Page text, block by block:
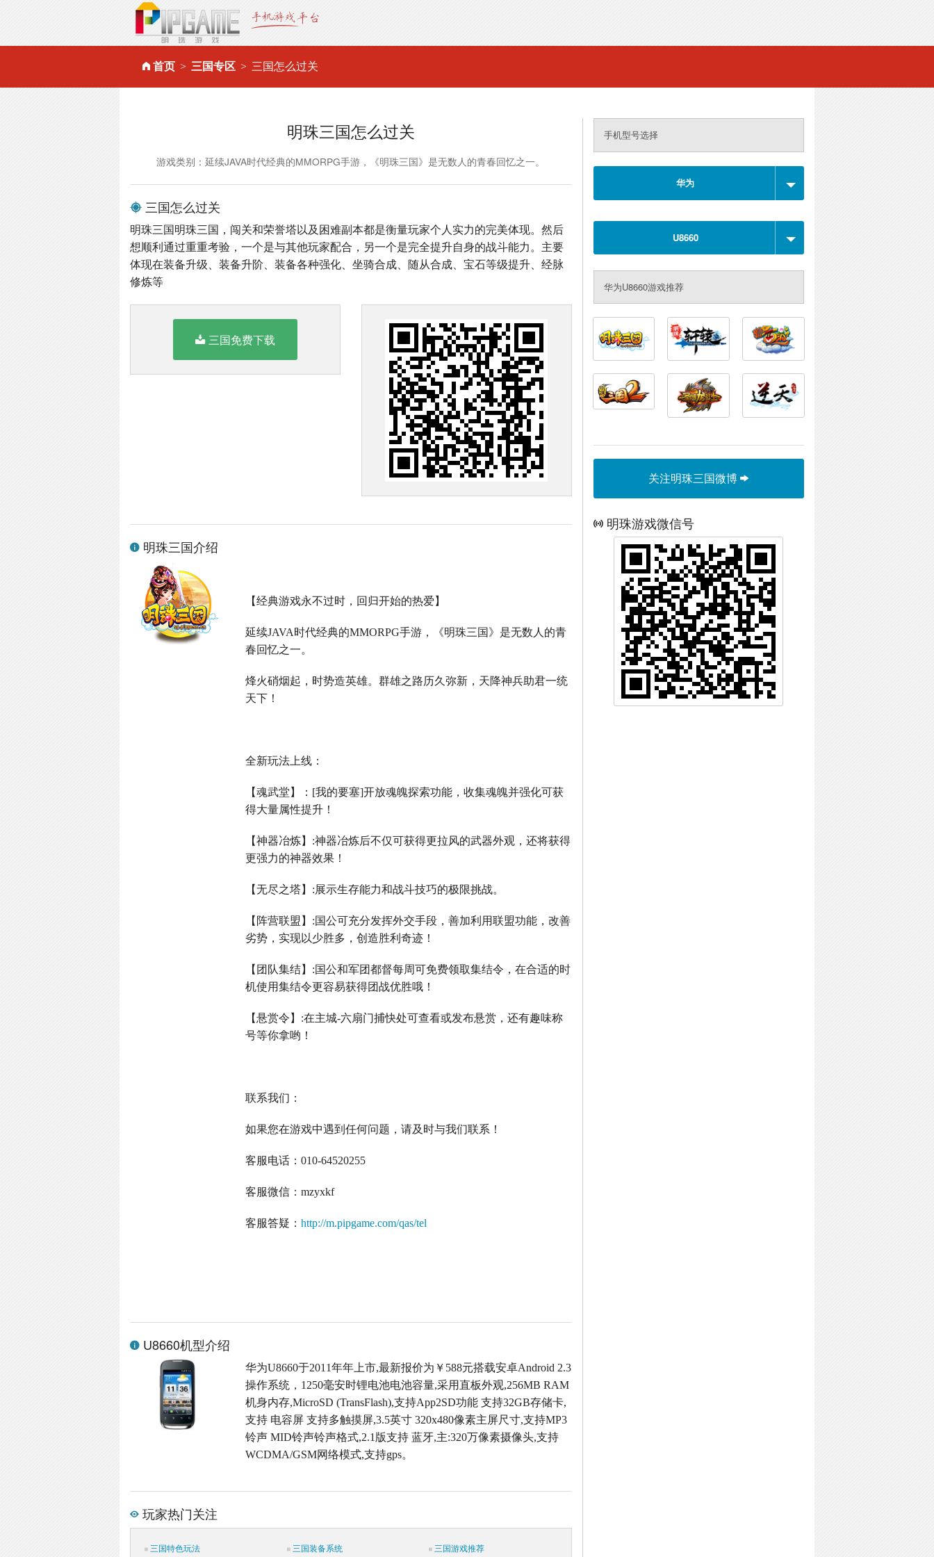
首页 三国专区 三国怎么过关
明珠三国怎么过关
游戏类别：延续JAVA时代经典的MMORPG手游，《明珠三国》是无数人的青春回忆之一。
三国怎么过关
明珠三国明珠三国，闯关和荣誉塔以及困难副本都是衡量玩家个人实力的完美体现。然后
想顺利通过重重考验，一个是与其他玩家配合，另一个是完全提升自身的战斗能力。主要
体现在装备升级、装备升阶、装备各种强化、坐骑合成、随从合成、宝石等级提升、经脉
修炼等
三国免费下载
明珠三国介绍
【经典游戏永不过时，回归开始的热爱】
延续JAVA时代经典的MMORPG手游，《明珠三国》是无数人的青
春回忆之一。
烽火硝烟起，时势造英雄。群雄之路历久弥新，天降神兵助君一统
天下！
全新玩法上线：
【魂武堂】： [我的要塞]开放魂魄探索功能，收集魂魄并强化可获
得大量属性提升！
【神器冶炼】 :神器冶炼后不仅可获得更拉风的武器外观，还将获得
更强力的神器效果！
【无尽之塔】 :展示生存能力和战斗技巧的极限挑战。
【阵营联盟】 :国公可充分发挥外交手段，善加利用联盟功能，改善
劣势，实现以少胜多，创造胜利奇迹！
【团队集结】 :国公和军团都督每周可免费领取集结令，在合适的时
机使用集结令更容易获得团战优胜哦！
【悬赏令】 :在主城-六扇门捕快处可查看或发布悬赏，还有趣味称
号等你拿哟！
联系我们：
如果您在游戏中遇到任何问题，请及时与我们联系！
客服电话：010-64520255
客服微信：mzyxkf
客服答疑：http://m.pipgame.com/qas/tel
U8660机型介绍
华为U8660于2011年年上市,最新报价为￥588元搭载安卓Android 2.3
操作系统，1250毫安时锂电池电池容量,采用直板外观,256MB RAM
机身内存,MicroSD (TransFlash),支持App2SD功能 支持32GB存储卡,
支持 电容屏 支持多触摸屏,3.5英寸 320x480像素主屏尺寸,支持MP3
铃声 MID铃声铃声格式,2.1版支持 蓝牙,主:320万像素摄像头,支持
WCDMA/GSM网络模式,支持gps。
玩家热门关注
三国特色玩法 三国装备系统 三国游戏推荐
手机型号选择
华为
U8660
华为U8660游戏推荐
关注明珠三国微博
明珠游戏微信号